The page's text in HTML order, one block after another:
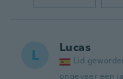
L Lucas
Lid
ongeveer een